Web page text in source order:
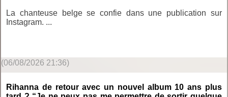
La chanteuse belge se confie dans une publication sur
Instagram. ...
(06/08/2026 21:36)
Rihanna de retour avec un nouvel album 10 ans plus